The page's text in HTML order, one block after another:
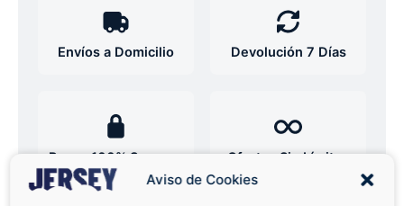
Aviso de Cookies
Envíos a Domicilio Devolución 7 Días
Pagos 100% Seguros Ofertas Sin Límites